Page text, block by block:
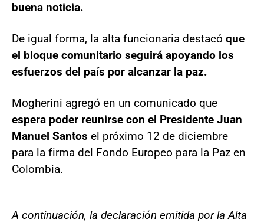
buena noticia.
De igual forma, la alta funcionaria destacó que
el bloque comunitario seguirá apoyando los
esfuerzos del país por alcanzar la paz.
Mogherini agregó en un comunicado que
espera poder reunirse con el Presidente Juan
Manuel Santos el próximo 12 de diciembre
para la firma del Fondo Europeo para la Paz en
Colombia.
A continuación, la declaración emitida por la Alta